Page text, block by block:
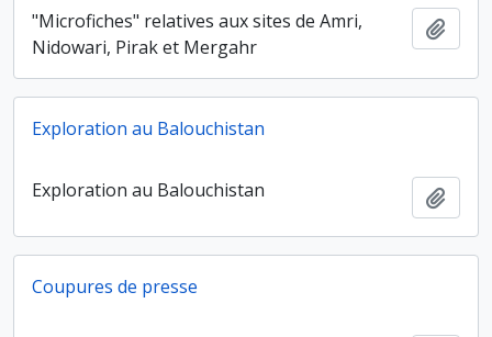
"Microfiches" relatives aux sites de Amri,
Nidowari, Pirak et Mergahr
Exploration au Balouchistan
Exploration au Balouchistan
Coupures de presse